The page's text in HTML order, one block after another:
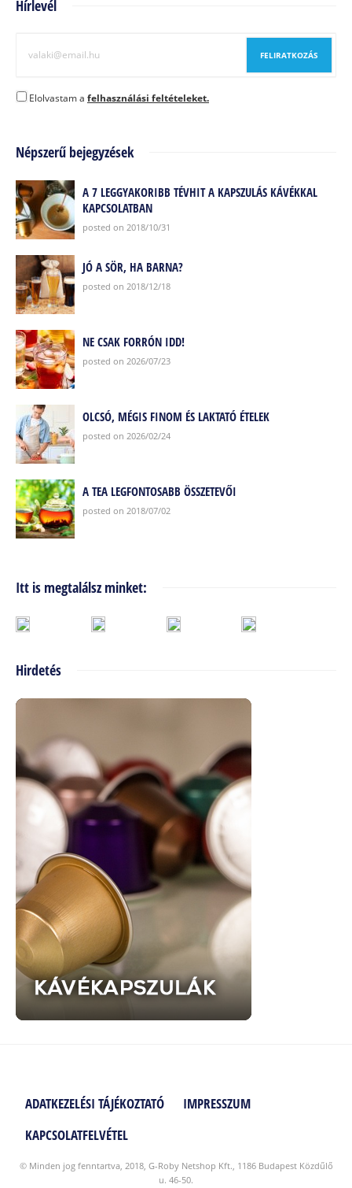
Hírlevél
Elolvastam a felhasználási feltételeket.
Népszerű bejegyzések
A 7 LEGGYAKORIBB TÉVHIT A KAPSZULÁS KÁVÉKKAL
KAPCSOLATBAN
posted on 2018/10/31
JÓ A SÖR, HA BARNA?
posted on 2018/12/18
NE CSAK FORRÓN IDD!
posted on 2026/07/23
OLCSÓ, MÉGIS FINOM ÉS LAKTATÓ ÉTELEK
posted on 2026/02/24
A TEA LEGFONTOSABB ÖSSZETEVŐI
posted on 2018/07/02
Itt is megtalálsz minket:
Hirdetés
ADATKEZELÉSI TÁJÉKOZTATÓ
IMPRESSZUM
KAPCSOLATFELVÉTEL
© Minden jog fenntartva, 2018, G-Roby Netshop Kft., 1186 Budapest Közdűlő
u. 46-50.